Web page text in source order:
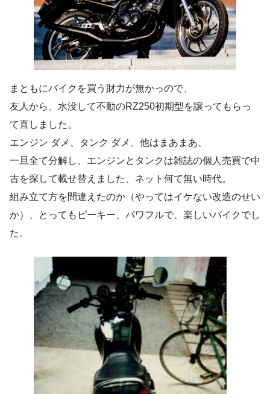
まともにバイクを買う財力が無かっので、
友人から、水没して不動のRZ250初期型を譲ってもらっ
て直しました。
エンジン ダメ、タンク ダメ、他はまあまあ、
一旦全て分解し、エンジンとタンクは雑誌の個人売買で中
古を探して載せ替えました、ネット何て無い時代。
組み立て方を間違えたのか（やってはイケない改造のせい
か）、とってもピーキー、パワフルで、楽しいバイクでし
た。